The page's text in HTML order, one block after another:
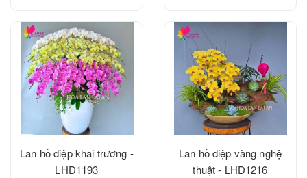
Lan hồ điệp khai trương -
LHD1193
Lan hồ điệp vàng nghệ
thuật - LHD1216